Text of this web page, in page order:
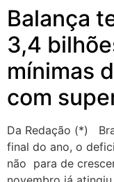
Balança
3,4
mínimas
com
Da Redação (*)
final do ano, o
não para de